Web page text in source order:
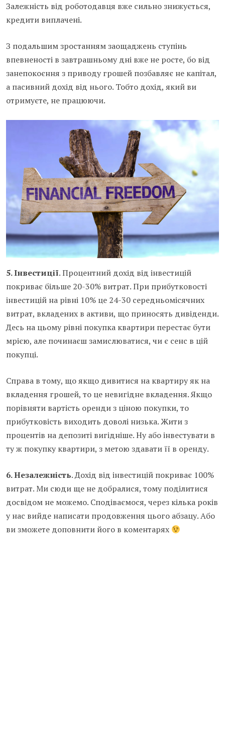
Залежність від роботодавця вже сильно знижується,
кредити виплачені.
З подальшим зростанням заощаджень ступінь
впевненості в завтрашньому дні вже не росте, бо від
занепокоєння з приводу грошей позбавляє не капітал,
а пасивний дохід від нього. Тобто дохід, який ви
отримуєте, не працюючи.
5. Інвестиції. Процентний дохід від інвестицій
покриває більше 20-30% витрат. При прибутковості
інвестицій на рівні 10% це 24-30 середньомісячних
витрат, вкладених в активи, що приносять дивіденди.
Десь на цьому рівні покупка квартири перестає бути
мрією, але починаєш замислюватися, чи є сенс в цій
покупці.
Справа в тому, що якщо дивитися на квартиру як на
вкладення грошей, то це невигідне вкладення. Якщо
порівняти вартість оренди з ціною покупки, то
прибутковість виходить доволі низька. Жити з
процентів на депозиті вигідніше. Ну або інвестувати в
ту ж покупку квартири, з метою здавати її в оренду.
6. Незалежність. Дохід від інвестицій покриває 100%
витрат. Ми сюди ще не добралися, тому поділитися
досвідом не можемо. Сподіваємося, через кілька років
у нас вийде написати продовження цього абзацу. Або
ви зможете доповнити його в коментарях